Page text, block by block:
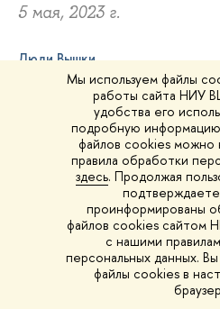
Мы используем файлы
работы сайта НИУ
удобства его
подробную информацию
файлов cookies можно
правила обработки
здесь. Продолжая
проинформированы
файлов cookies сайтом
с нашими
персональных данных.
файлы cookies в
5 мая, 2023 г.
Люди Вышки